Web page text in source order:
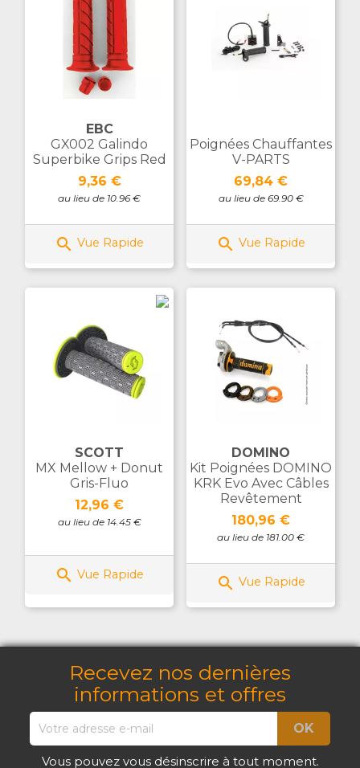
EBC
GX002 Galindo
Superbike Grips Red
Prix
9,36 €
au lieu de 10.96 €
 Vue Rapide
Poignées Chauffantes
V-PARTS
Prix
69,84 €
au lieu de 69.90 €
 Vue Rapide
SCOTT
MX Mellow + Donut
Gris-Fluo
Prix
12,96 €
au lieu de 14.45 €
 Vue Rapide
DOMINO
Kit Poignées DOMINO
KRK Evo Avec Câbles
Revêtement
Prix
180,96 €
au lieu de 181.00 €
 Vue Rapide
Recevez nos dernières
informations et offres
Vous pouvez vous désinscrire à tout moment.